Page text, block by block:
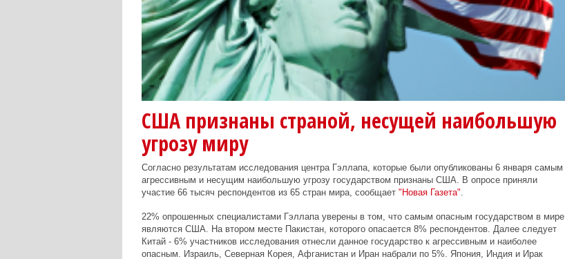
США признаны страной, несущей наибольшую
угрозу миру
Согласно результатам исследования центра Гэллапа, которые были опубликованы 6 января самым
агрессивным и несущим наибольшую угрозу государством признаны США. В опросе приняли
участие 66 тысяч респондентов из 65 стран мира, сообщает "Новая Газета"
22% опрошенных специалистами Гэллапа уверены в том, что самым опасным государством в мире
являются США. На втором месте Пакистан, которого опасается 8% респондентов. Далее следует
Китай - 6% участников исследования отнесли данное государство к агрессивным и наиболее
опасным. Израиль, Северная Корея, Афганистан и Иран набрали по 5%. Япония, Индия и Ирак